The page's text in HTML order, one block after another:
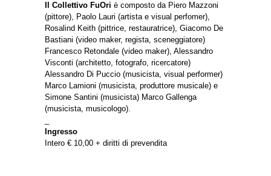
Il Collettivo FuOri è composto da Piero Mazzoni
(pittore), Paolo Lauri (artista e visual perfomer),
Rosalind Keith (pittrice, restauratrice), Giacomo De
Bastiani (video maker, regista, sceneggiatore)
Francesco Retondale (video maker), Alessandro
Visconti (architetto, fotografo, ricercatore)
Alessandro Di Puccio (musicista, visual performer)
Marco Lamioni (musicista, produttore musicale) e
Simone Santini (musicista) Marco Gallenga
(musicista, musicologo).
Ingresso
Intero € 10,00 + diritti di prevendita